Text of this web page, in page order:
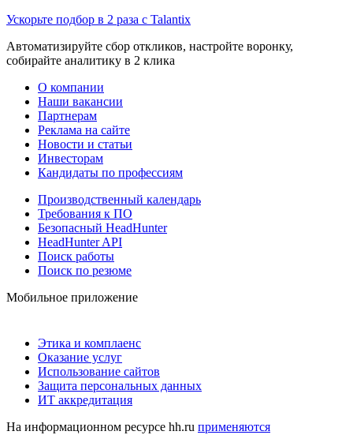
Ускорьте подбор в 2 раза с Talantix
Автоматизируйте сбор откликов, настройте воронку,
собирайте аналитику в 2 клика
О компании
Наши вакансии
Партнерам
Реклама на сайте
Новости и статьи
Инвесторам
Кандидаты по профессиям
Производственный календарь
Требования к ПО
Безопасный HeadHunter
HeadHunter API
Поиск работы
Поиск по резюме
Мобильное приложение
Этика и комплаенс
Оказание услуг
Использование сайтов
Защита персональных данных
ИТ аккредитация
На информационном ресурсе hh.ru применяются